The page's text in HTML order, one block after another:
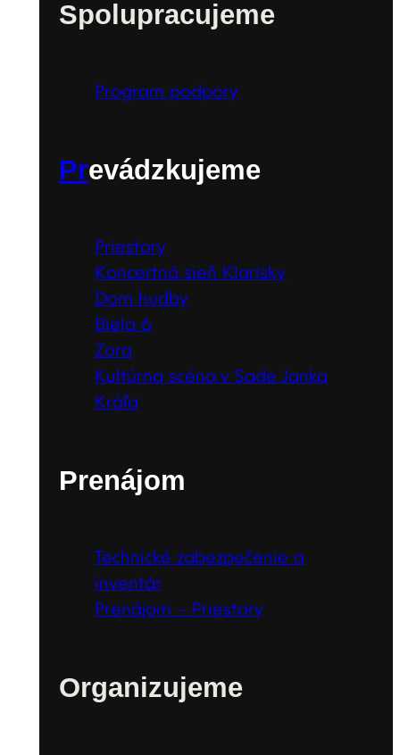
Spolupracujeme
Program podpory
Prevádzkujeme
Priestory
Koncertná sieň Klarisky
Dom hudby
Biela 6
Zora
Kultúrna scéna v Sade Janka
Kráľa
Prenájom
Technické zabezpečenie a
inventár
Prenájom – Priestory
Organizujeme